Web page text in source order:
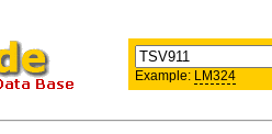
Example: LM324